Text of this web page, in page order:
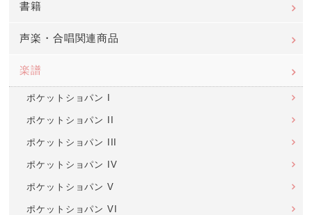
書籍
声楽・合唱関連商品
楽譜
ポケットショパン I
ポケットショパン II
ポケットショパン III
ポケットショパン IV
ポケットショパン V
ポケットショパン VI